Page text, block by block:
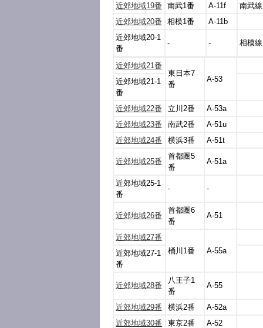
近郊地域19番
南武1番 A-11f
南武線
近郊地域20番
相模1番
A-11b
近郊地域20-1
番
- - 相模線
近郊地域21番
東日本7
番
A-53
近郊地域21-1
番
近郊地域22番
立川2番
A-53a
近郊地域23番
南武2番
A-51u
近郊地域24番
横浜3番 A-51t
近郊地域25番
首都圏5
番
A-51a
近郊地域25-1
番
- -
近郊地域26番
首都圏6
番
A-51
近郊地域27番
桶川1番
A-55a
近郊地域27-1
番
近郊地域28番
八王子1
番
A-55
近郊地域29番 横浜2番
A-52a
近郊地域30番
東京2番 A-52